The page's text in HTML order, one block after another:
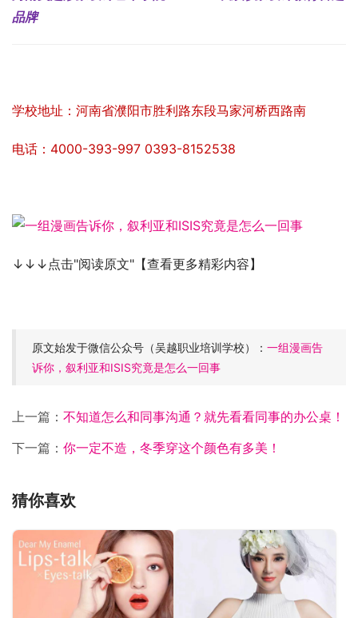
品牌
学校地址：河南省濮阳市胜利路东段马家河桥西路南
电话：4000-393-997 0393-8152538
↓↓↓点击"阅读原文"【查看更多精彩内容】
原文始发于微信公众号（吴越职业培训学校）： 一组漫画告
诉你，叙利亚和ISIS究竟是怎么一回事
上一篇： 不知道怎么和同事沟通？就先看看同事的办公桌！
下一篇： 你一定不造，冬季穿这个颜色有多美！
猜你喜欢